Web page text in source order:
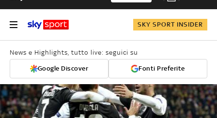
SKY SPORT INSIDER
News e Highlights, tutto live: seguici su
Google Discover Fonti Preferite